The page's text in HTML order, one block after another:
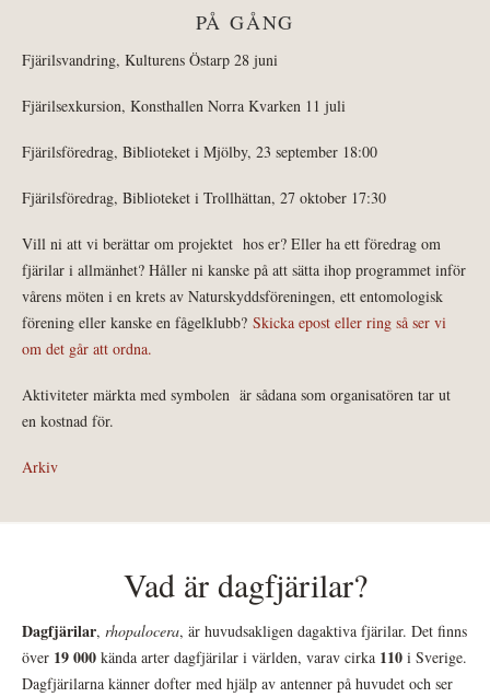
PÅ GÅNG
Fjärilsvandring, Kulturens Östarp 28 juni
Fjärilsexkursion, Konsthallen Norra Kvarken 11 juli
Fjärilsföredrag, Biblioteket i Mjölby, 23 september 18:00
Fjärilsföredrag, Biblioteket i Trollhättan, 27 oktober 17:30
Vill ni att vi berättar om projektet hos er? Eller ha ett föredrag om
fjärilar i allmänhet? Håller ni kanske på att sätta ihop programmet inför
vårens möten i en krets av Naturskyddsföreningen, ett entomologisk
förening eller kanske en fågelklubb? Skicka epost eller ring så ser vi
om det går att ordna.
Aktiviteter märkta med symbolen är sådana som organisatören tar ut
en kostnad för.
Arkiv
Vad är dagfjärilar?
Dagfjärilar, rhopalocera, är huvudsakligen dagaktiva fjärilar. Det finns
över 19 000 kända arter dagfjärilar i världen, varav cirka 110 i Sverige.
Dagfjärilarna känner dofter med hjälp av antenner på huvudet och ser